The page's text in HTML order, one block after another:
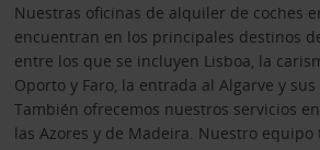
Nuestras oficinas de alquiler de coches
encuentran en los principales destinos
entre los que se incluyen Lisboa, la
Oporto y Faro, la entrada al Algarve y sus
También ofrecemos nuestros servicios
las Azores y de Madeira. Nuestro